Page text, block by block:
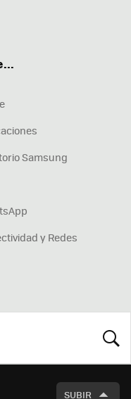
Samsung
y Redes
SUBIR